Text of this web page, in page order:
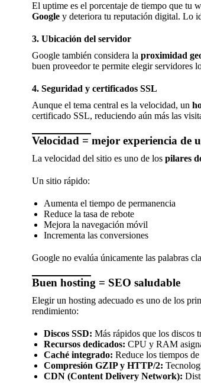
El uptime es el porcentaje de tiempo que tu
Google y deteriora tu reputación digital. Lo
3. Ubicación del servidor
Google también considera la proximidad
buen proveedor te permite elegir servidores
4. Seguridad y certificados SSL
Aunque el tema central es la velocidad, un
certificado SSL, reduciendo aún más las
Velocidad = mejor experiencia de
La velocidad del sitio es uno de los pilares
Un sitio rápido:
Aumenta el tiempo de permanencia
Reduce la tasa de rebote
Mejora la navegación móvil
Incrementa las conversiones
Google no evalúa únicamente las palabras
Buen hosting = SEO saludable
Elegir un hosting adecuado es uno de los
rendimiento:
Discos SSD: Más rápidos que los discos
Recursos dedicados: CPU y RAM
Caché integrado: Reduce los tiempos
Compresión GZIP y HTTP/2:
CDN (Content Delivery Network):